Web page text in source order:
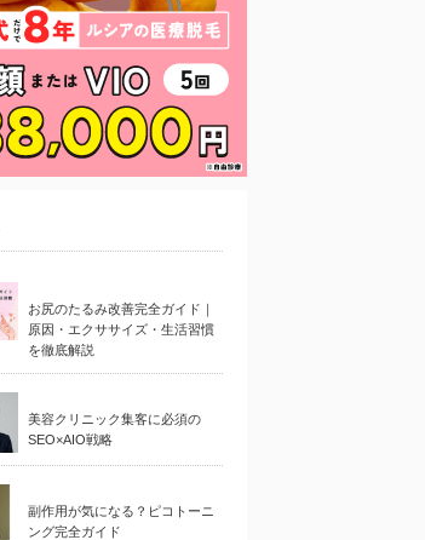
お尻のたるみ改善完全ガイド｜
原因・エクササイズ・生活習慣
を徹底解説
美容クリニック集客に必須の
SEO×AIO戦略
副作用が気になる？ピコトーニ
ング完全ガイド